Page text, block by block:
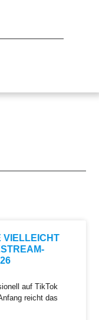
VIELLEICHT
auf TikTok
reicht das